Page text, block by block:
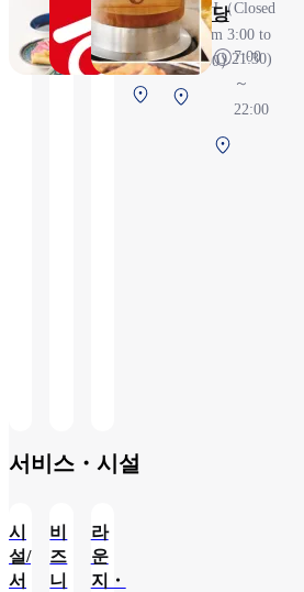
7:00～
22:00（L.O.21:30)
제1터미널 2F
23H（Closed
from 3:00 to
4:00）
안 검색
당
7:00
～
22:00
서비스・시설
시
설/
서
비
즈
니
라
운
지・